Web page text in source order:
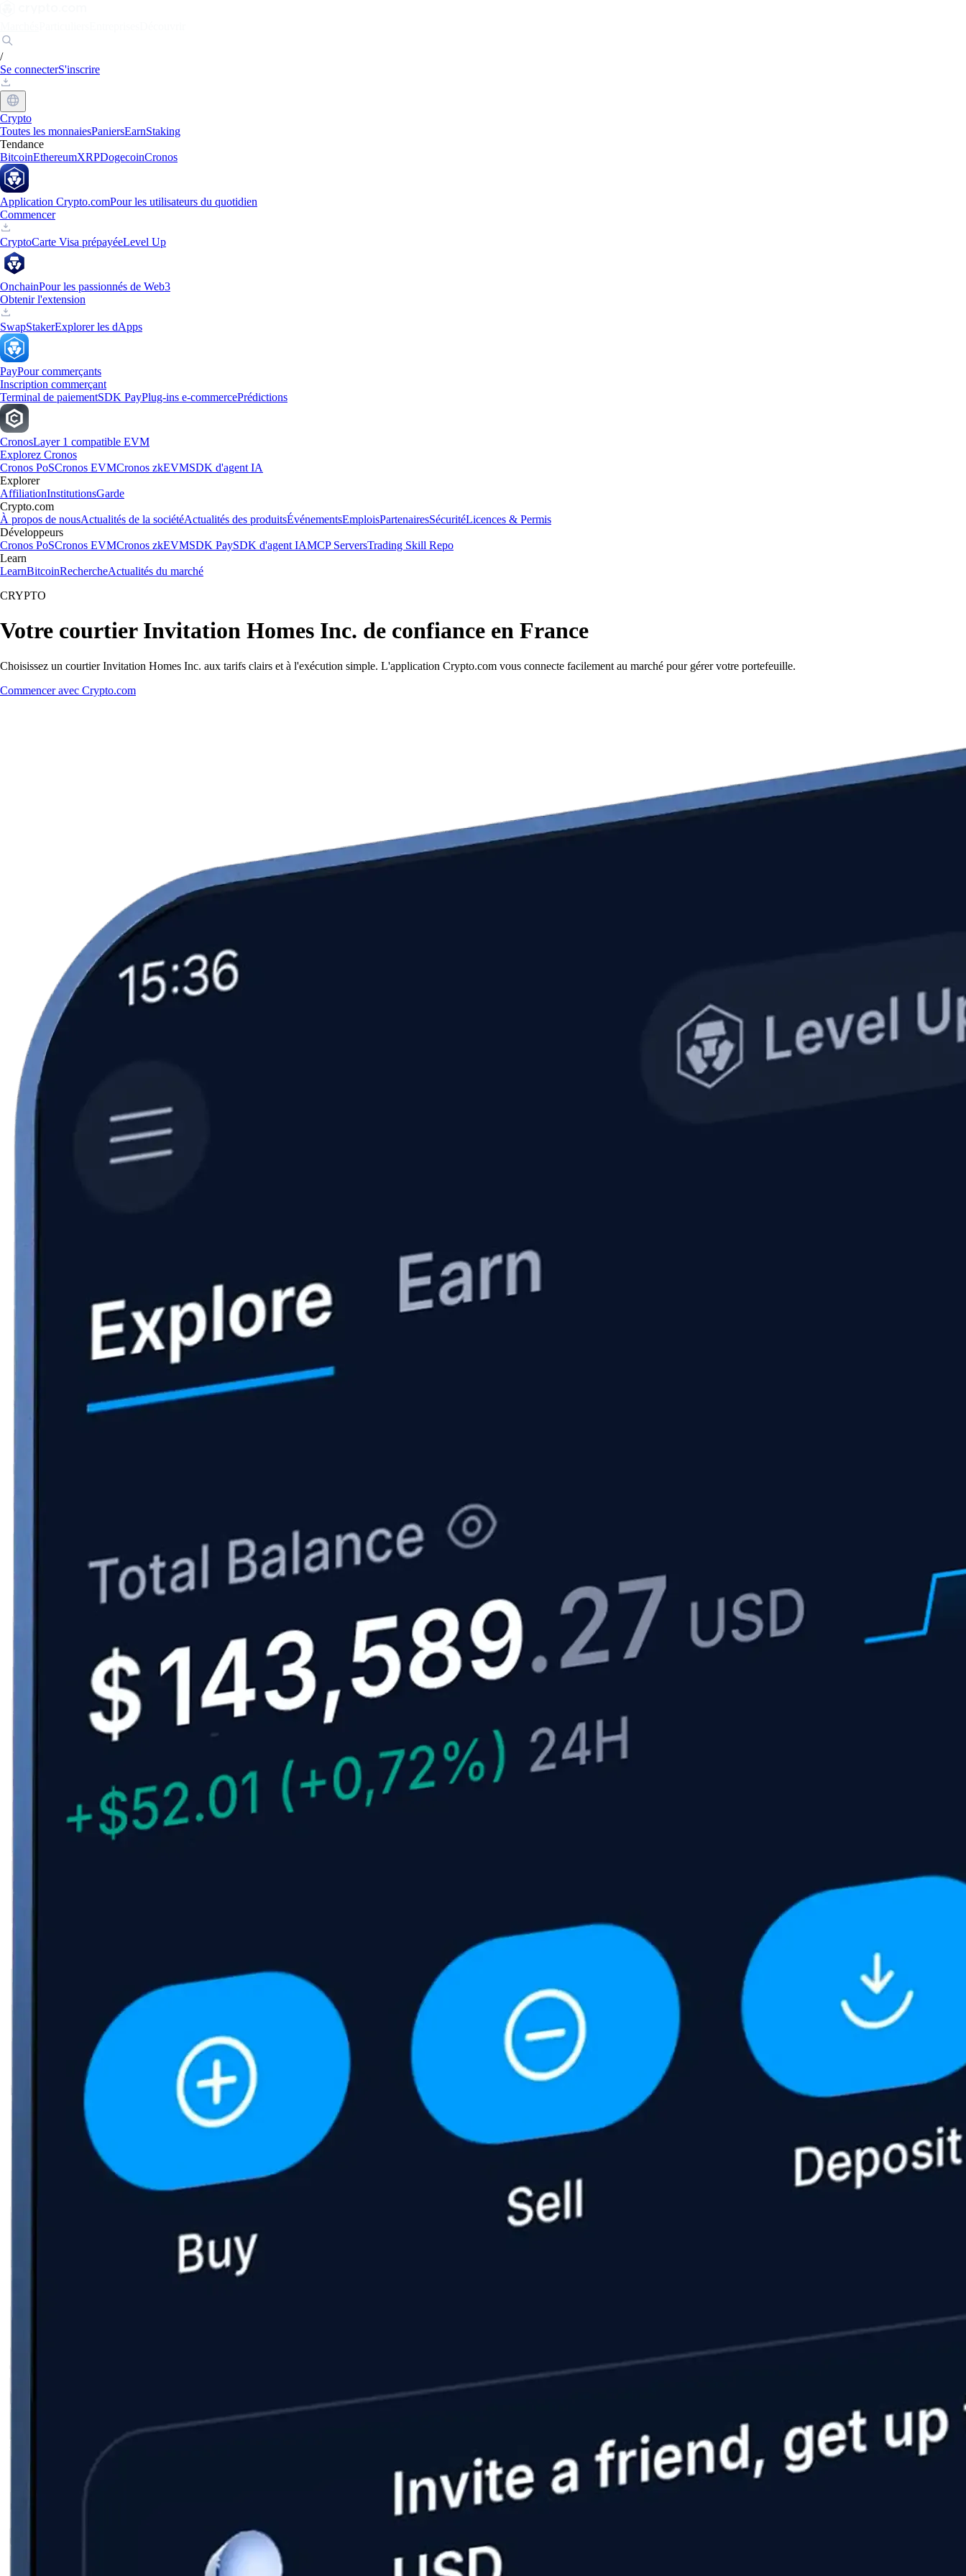
/
Se connecterS'inscrire
Crypto
Toutes les monnaiesPaniersEarnStaking
Tendance
BitcoinEthereumXRPDogecoinCronos
Application Crypto.comPour les utilisateurs du quotidien
Commencer
CryptoCarte Visa prépayéeLevel Up
OnchainPour les passionnés de Web3
Obtenir l'extension
SwapStakerExplorer les dApps
PayPour commerçants
Inscription commerçant
Terminal de paiementSDK PayPlug-ins e-commercePrédictions
CronosLayer 1 compatible EVM
Explorez Cronos
Cronos PoSCronos EVMCronos zkEVMSDK d'agent IA
Explorer
AffiliationInstitutionsGarde
Crypto.com
À propos de nousActualités de la sociétéActualités des produitsÉvénementsEmploisPartenairesSécuritéLicences & Permis
Développeurs
Cronos PoSCronos EVMCronos zkEVMSDK PaySDK d'agent IAMCP ServersTrading Skill Repo
Learn
LearnBitcoinRechercheActualités du marché
CRYPTO
Votre courtier Invitation Homes Inc. de confiance en France
Choisissez un courtier Invitation Homes Inc. aux tarifs clairs et à l'exécution simple. L'application Crypto.com vous connecte facilement au marché pour gérer votre portefeuille.
Commencer avec Crypto.com